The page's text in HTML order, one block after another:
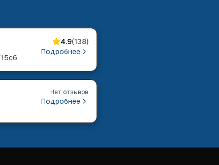
4.9(138)
Подробнее
Нет отзывов
Подробнее